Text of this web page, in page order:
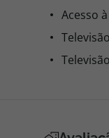
Acesso
Televisão